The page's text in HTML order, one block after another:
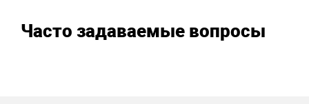
Часто задаваемые вопросы